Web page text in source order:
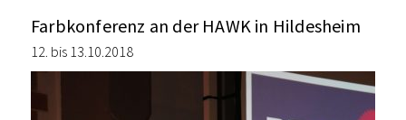
Farbkonferenz an der HAWK in Hildesheim
12. bis 13.10.2018